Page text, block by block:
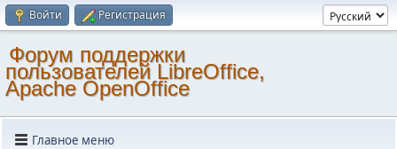
Войти Регистрация
Форум поддержки
пользователей LibreOffice,
Apache OpenOffice
Главное меню